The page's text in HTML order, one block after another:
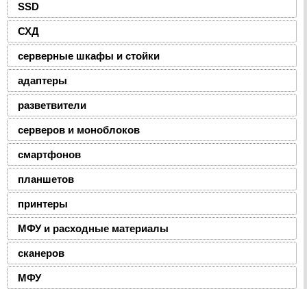
SSD
СХД
серверные шкафы и стойки
адаптеры
разветвители
серверов и моноблоков
смартфонов
планшетов
принтеры
МФУ и расходные материалы
сканеров
МФУ